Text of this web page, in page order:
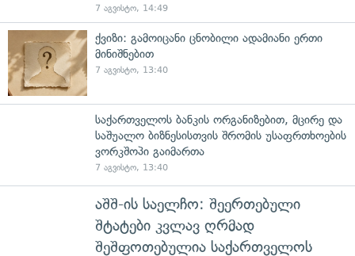
7 აგვისტო, 14:49
ქვიზი: გამოიცანი ცნობილი ადამიანი ერთი
მინიშნებით
7 აგვისტო, 13:40
საქართველოს ბანკის ორგანიზებით, მცირე და
საშუალო ბიზნესისთვის შრომის უსაფრთხოების
ვორკშოპი გაიმართა
7 აგვისტო, 13:40
აშშ-ის საელჩო: შეერთებული
შტატები კვლავ ღრმად
შეშფოთებულია საქართველოს